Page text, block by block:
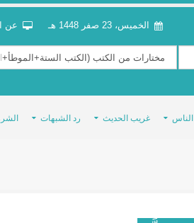
الخميس، 23 صفر 1448 هـ عن
غريب الحديث رد الشبهات